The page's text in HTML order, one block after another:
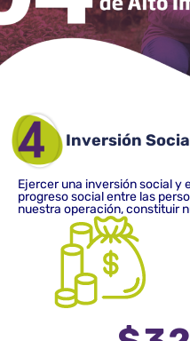
Inversión
Ejercer una inversión social y
progreso social entre las
nuestra operación, constituir